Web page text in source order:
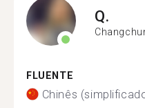
Q.
FLUENTE
Chinês